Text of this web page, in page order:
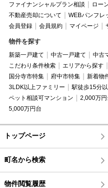
ファイナンシャルプラン相談
ロー
不動産売却について
WEBパンフレ
会員登録
会員規約 マイページ
物件を探す
新築一戸建て 中古一戸建て 中古
こだわり条件検索
エリアから探す
国分寺市特集
府中市特集 新着物
3LDK以上ファミリー
駅徒歩15分
ペット相談可マンション
2,000万円
5,000万円台
トップページ
町名から検索
物件閲覧履歴